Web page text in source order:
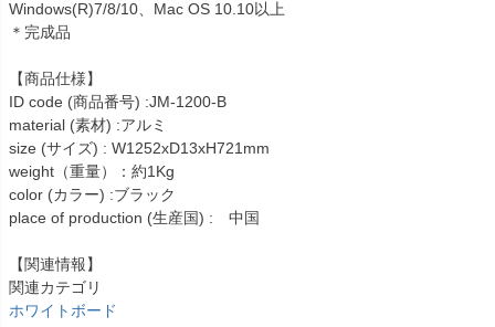
Windows(R)7/8/10、Mac OS 10.10以上
＊完成品
【商品仕様】
ID code (商品番号) :JM-1200-B
material (素材) :アルミ
size (サイズ) : W1252xD13xH721mm
weight（重量）：約1Kg
color (カラー) :ブラック
place of production (生産国) : 中国
【関連情報】
関連カテゴリ
ホワイトボード